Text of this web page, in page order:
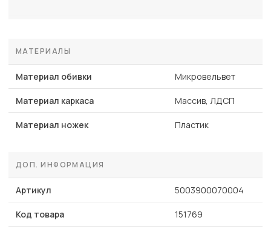
МАТЕРИАЛЫ
Материал обивки Микровельвет
Материал каркаса Массив, ЛДСП
Материал ножек Пластик
ДОП. ИНФОРМАЦИЯ
Артикул 5003900070004
Код товара 151769